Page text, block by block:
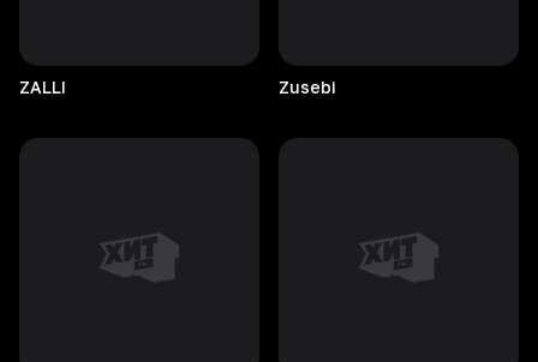
ZALLI Zusebi